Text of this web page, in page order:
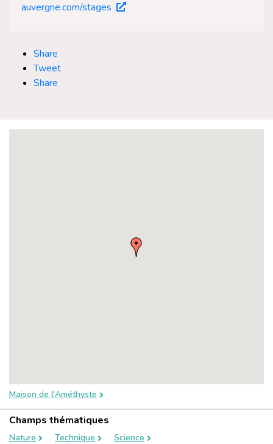
auvergne.com/stages
Share
Tweet
Share
Maison de l'Améthyste
Champs thématiques
Nature Technique Science